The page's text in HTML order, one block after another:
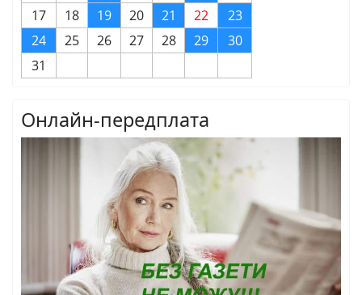
17
18 19 20 21 22
23
24
25 26 27 28 29
30
31
Онлайн-передплата